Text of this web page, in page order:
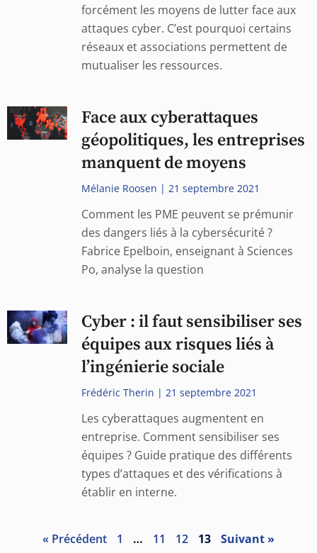
forcément les moyens de lutter face aux
attaques cyber. C’est pourquoi certains
réseaux et associations permettent de
mutualiser les ressources.
Face aux cyberattaques
géopolitiques, les entreprises
manquent de moyens
Mélanie Roosen 21 septembre 2021
Comment les PME peuvent se prémunir
des dangers liés à la cybersécurité ?
Fabrice Epelboin, enseignant à Sciences
Po, analyse la question
Cyber : il faut sensibiliser ses
équipes aux risques liés à
l’ingénierie sociale
Frédéric Therin 21 septembre 2021
Les cyberattaques augmentent en
entreprise. Comment sensibiliser ses
équipes ? Guide pratique des différents
types d’attaques et des vérifications à
établir en interne.
« Précédent 1 … 11 12 13 Suivant »